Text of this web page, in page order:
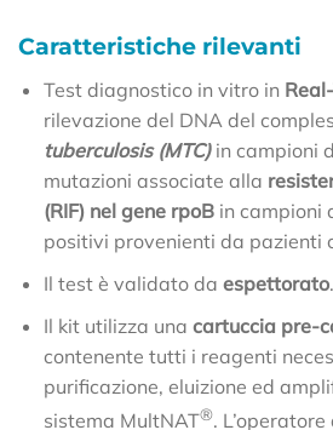
Caratteristiche rilevanti
Test diagnostico in vitro in
rilevazione del DNA del
tuberculosis (MTC)in campioni
mutazioni associate alla
(RIF) nel gene rpoBin campioni
positivi provenienti da pazienti
Il test è validato da espettorato.
Il kit utilizza una cartuccia pre-
contenente tutti i reagenti
purificazione, eluizione ed
sistema MultNAT®.